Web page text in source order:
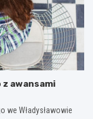
z awansami
we Władysławowie